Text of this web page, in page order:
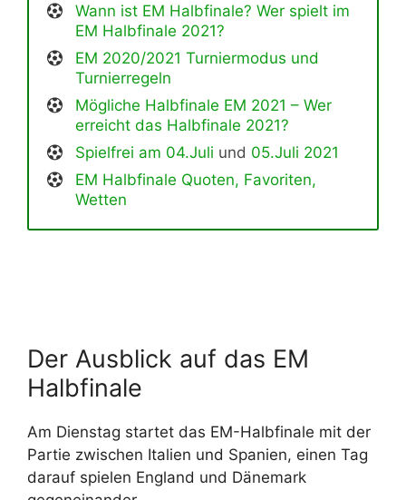
Wann ist EM Halbfinale? Wer spielt im
EM Halbfinale 2021?
EM 2020/2021 Turniermodus und
Turnierregeln
Mögliche Halbfinale EM 2021 – Wer
erreicht das Halbfinale 2021?
Spielfrei am 04.Juli und 05.Juli 2021
EM Halbfinale Quoten, Favoriten,
Wetten
Der Ausblick auf das EM
Halbfinale
Am Dienstag startet das EM-Halbfinale mit der
Partie zwischen Italien und Spanien, einen Tag
darauf spielen England und Dänemark